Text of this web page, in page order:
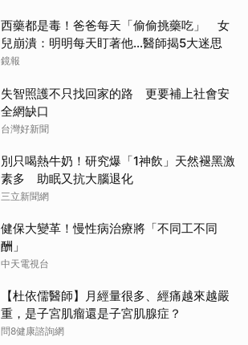
西藥都是毒！爸爸每天「偷偷挑藥吃」 女
兒崩潰：明明每天盯著他…醫師揭5大迷思
鏡報
失智照護不只找回家的路 更要補上社會安
全網缺口
台灣好新聞
別只喝熱牛奶！研究爆「1神飲」天然褪黑激
素多 助眠又抗大腦退化
三立新聞網
健保大變革！慢性病治療將「不同工不同
酬」
中天電視台
【杜依儒醫師】月經量很多、經痛越來越嚴
重，是子宮肌瘤還是子宮肌腺症？
問8健康諮詢網